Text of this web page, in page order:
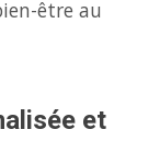
être au
et